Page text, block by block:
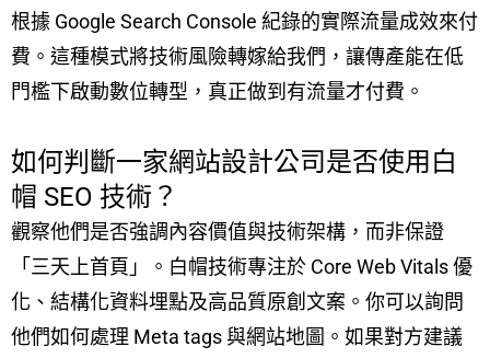
根據 Google Search Console 紀錄的實際流量成效來付
費。這種模式將技術風險轉嫁給我們，讓傳產能在低
門檻下啟動數位轉型，真正做到有流量才付費。
如何判斷一家網站設計公司是否使用白
帽 SEO 技術？
觀察他們是否強調內容價值與技術架構，而非保證
「三天上首頁」。白帽技術專注於 Core Web Vitals 優
化、結構化資料埋點及高品質原創文案。你可以詢問
他們如何處理 Meta tags 與網站地圖。如果對方建議